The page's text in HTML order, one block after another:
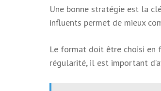
Une bonne stratégie est la
influents permet de mieux
Le format doit être choisi en
régularité, il est important